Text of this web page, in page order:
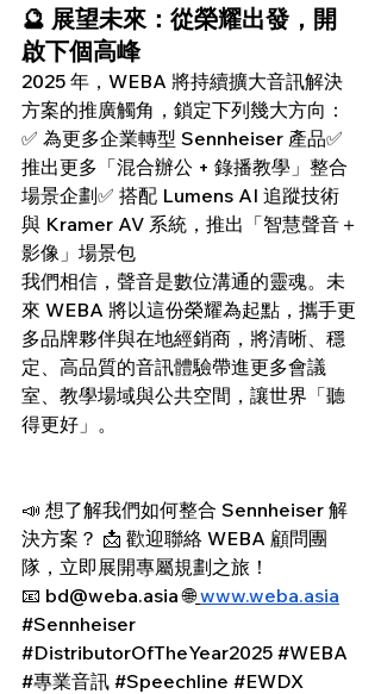
🔮 展望未來：從榮耀出發，開
啟下個高峰
2025 年，WEBA 將持續擴大音訊解決
方案的推廣觸角，鎖定下列幾大方向：
✅ 為更多企業轉型 Sennheiser 產品✅
推出更多「混合辦公 + 錄播教學」整合
場景企劃✅ 搭配 Lumens AI 追蹤技術
與 Kramer AV 系統，推出「智慧聲音＋
影像」場景包
我們相信，聲音是數位溝通的靈魂。未
來 WEBA 將以這份榮耀為起點，攜手更
多品牌夥伴與在地經銷商，將清晰、穩
定、高品質的音訊體驗帶進更多會議
室、教學場域與公共空間，讓世界「聽
得更好」。
📣 想了解我們如何整合 Sennheiser 解
決方案？ 📩 歡迎聯絡 WEBA 顧問團
隊，立即展開專屬規劃之旅！
📧 bd@weba.asia 🌐 www.weba.asia
#Sennheiser
#DistributorOfTheYear2025 #WEBA
#專業音訊 #Speechline #EWDX